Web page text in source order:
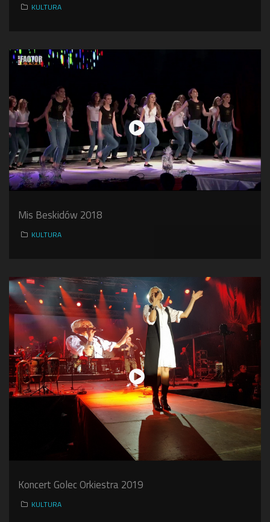
KULTURA
Mis Beskidów 2018
KULTURA
Koncert Golec Orkiestra 2019
KULTURA